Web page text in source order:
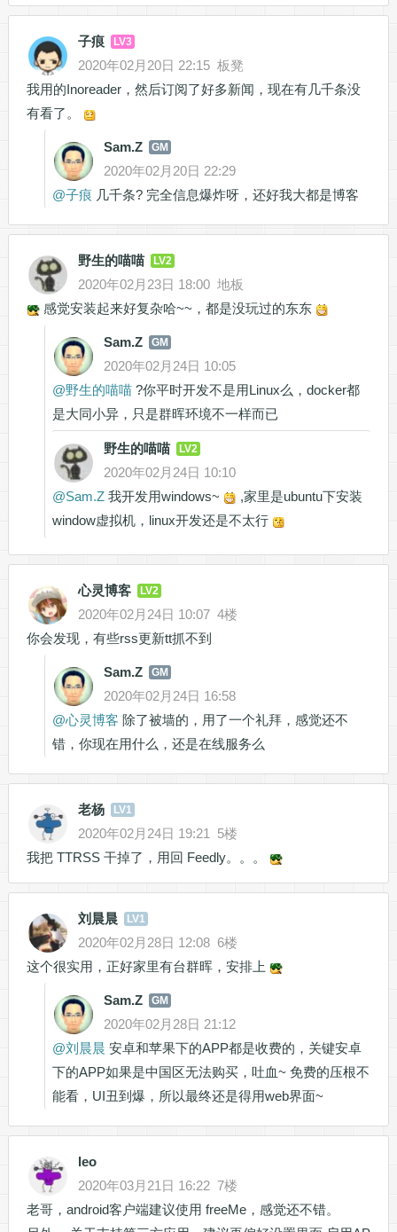
子痕 LV3
2020年02月20日 22:15 板凳
我用的Inoreader，然后订阅了好多新闻，现在有几千条没
有看了。
Sam.Z GM
2020年02月20日 22:29
@子痕 几千条? 完全信息爆炸呀，还好我大都是博客
野生的喵喵 LV2
2020年02月23日 18:00 地板
感觉安装起来好复杂哈~~，都是没玩过的东东
Sam.Z GM
2020年02月24日 10:05
@野生的喵喵?你平时开发不是用Linux么，docker都
是大同小异，只是群晖环境不一样而已
野生的喵喵 LV2
2020年02月24日 10:10
@Sam.Z我开发用windows~
,家里是ubuntu下安装
window虚拟机，linux开发还是不太行
心灵博客 LV2
2020年02月24日 10:07 4楼
你会发现，有些rss更新tt抓不到
Sam.Z GM
2020年02月24日 16:58
@心灵博客 除了被墙的，用了一个礼拜，感觉还不
错，你现在用什么，还是在线服务么
老杨 LV1
2020年02月24日 19:21
5楼
我把 TTRSS 干掉了，用回 Feedly。。。
刘晨晨 LV1
2020年02月28日 12:08 6楼
这个很实用，正好家里有台群晖，安排上
Sam.Z GM
2020年02月28日 21:12
@刘晨晨 安卓和苹果下的APP都是收费的，关键安卓
下的APP如果是中国区无法购买，吐血~ 免费的压根不
能看，UI丑到爆，所以最终还是得用web界面~
leo
2020年03月21日 16:22 7楼
老哥，android客户端建议使用 freeMe，感觉还不错。